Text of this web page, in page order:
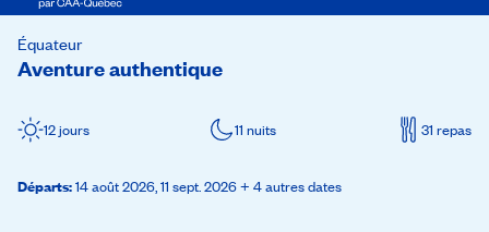
Aventure authentique
Équateur
12 jours 11 nuits 31 repas
Départs:14 août 2026,11 sept. 2026+ 4 autres dates